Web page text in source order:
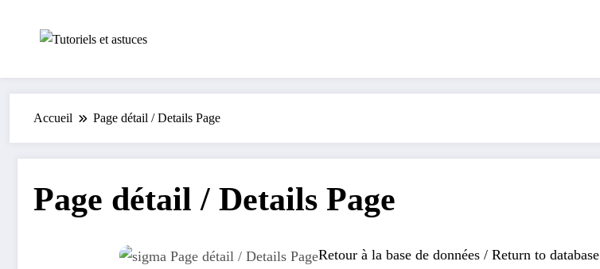
Accueil Page détail / Details Page
Page détail / Details Page
Retour à la base de données / Return to database